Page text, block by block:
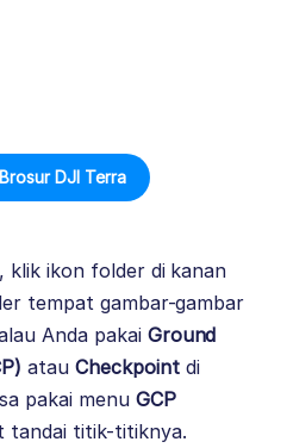
DJI Terra
, klik ikon folder di kanan
tempat gambar-gambar
Anda pakai Ground
atauCheckpointdi
pakai menu GCP
tandai titik-titiknya.